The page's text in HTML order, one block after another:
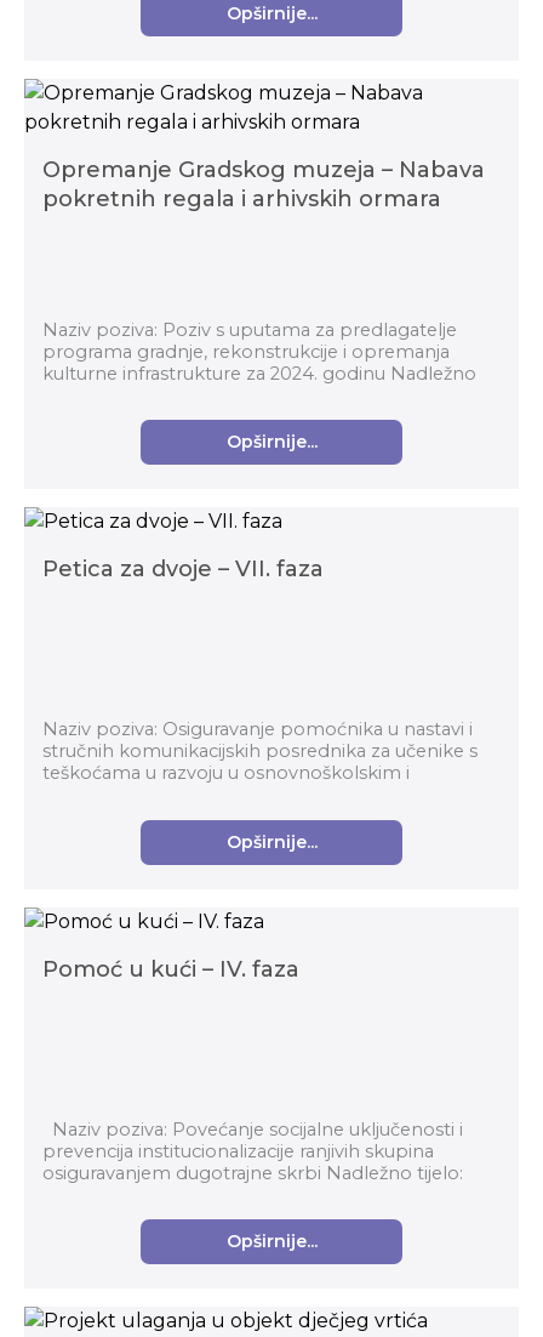
Opširnije...
Opremanje Gradskog muzeja – Nabava
pokretnih regala i arhivskih ormara
Naziv poziva: Poziv s uputama za predlagatelje
programa gradnje, rekonstrukcije i opremanja
kulturne infrastrukture za 2024. godinu Nadležno
Opširnije...
Petica za dvoje – VII. faza
Naziv poziva: Osiguravanje pomoćnika u nastavi i
stručnih komunikacijskih posrednika za učenike s
teškoćama u razvoju u osnovnoškolskim i
ustanovama, faza VI. ...
Opširnije...
Pomoć u kući – IV. faza
Naziv poziva: Povećanje socijalne uključenosti i
prevencija institucionalizacije ranjivih skupina
osiguravanjem dugotrajne skrbi Nadležno tijelo:
Opširnije...